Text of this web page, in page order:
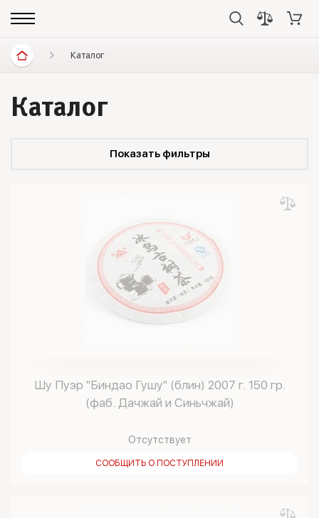
Каталог
Каталог
Показать фильтры
Шу Пуэр "Биндао Гушу" (блин) 2007 г. 150 гр.
(фаб. Дачжай и Синьчжай)
Отсутствует
СООБЩИТЬ О ПОСТУПЛЕНИИ